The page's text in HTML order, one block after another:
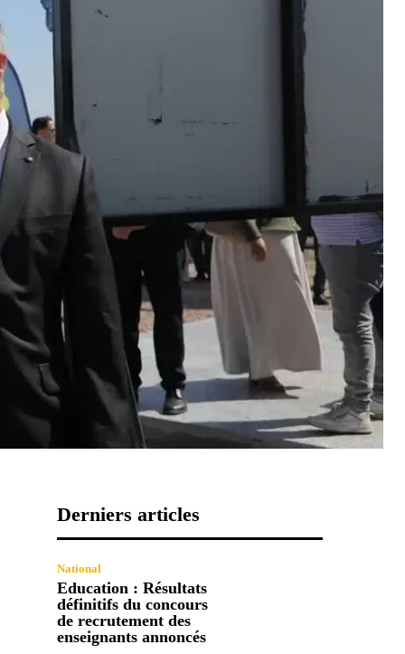
Derniers articles
National
Education : Résultats
définitifs du concours
de recrutement des
enseignants annoncés